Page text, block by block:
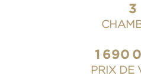
3
1 690
PRIX DE